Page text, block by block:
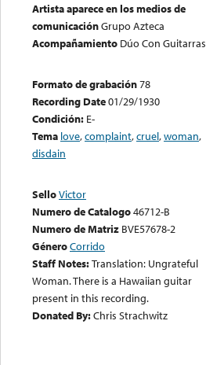
Artista aparece en los medios de
comunicaciónGrupo Azteca
Acompañamiento Dúo Con Guitarras
Formato de grabación78
Recording Date01/29/1930
Condición: E-
Tema love,complaint,cruel,woman,
disdain
SelloVictor
Numero de Catalogo46712-B
Numero de Matriz BVE57678-2
GéneroCorrido
Staff Notes:Translation: Ungrateful
Woman. There is a Hawaiian guitar
present in this recording.
Donated By:Chris Strachwitz